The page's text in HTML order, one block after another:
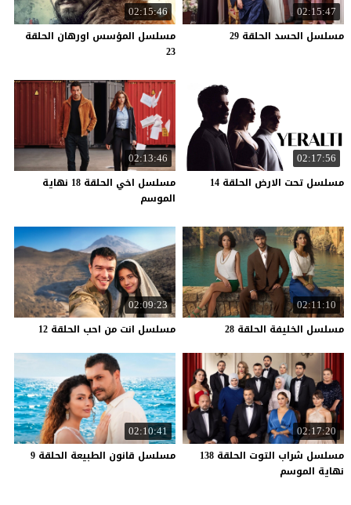
02:15:47
مسلسل الحسد الحلقة 29
02:15:46
مسلسل المؤسس اورهان الحلقة
23
02:17:56
مسلسل تحت الارض الحلقة 14
02:13:46
مسلسل اخي الحلقة 18 نهاية
الموسم
02:11:10
مسلسل الخليفة الحلقة 28
02:09:23
مسلسل انت من احب الحلقة 12
02:17:20
مسلسل شراب التوت الحلقة 138
نهاية الموسم
02:10:41
مسلسل قانون الطبيعة الحلقة 9